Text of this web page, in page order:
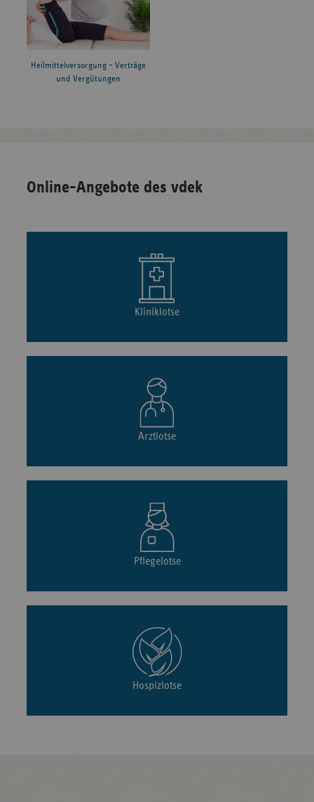
Heilmittelversorgung – Verträge
und Vergütungen
Online-Angebote des vdek
Kliniklotse
Arztlotse
Pflegelotse
Hospizlotse